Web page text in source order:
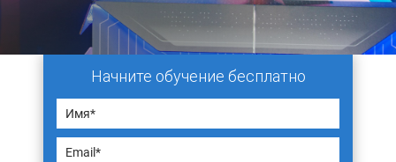
Начните обучение бесплатно